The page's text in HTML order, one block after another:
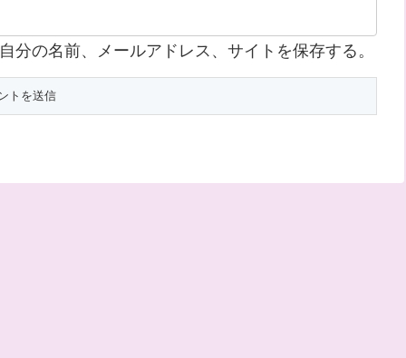
分の名前、メールアドレス、サイトを保存する。